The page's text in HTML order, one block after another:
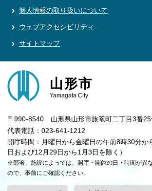
個人情報の取り扱いについて
ウェブアクセシビリティ
サイトマップ
山形市
Yamagata City
〒990-8540 山形県山形市旅篭町二丁目3番25
代表電話：023-641-1212
開庁時間：月曜日から金曜日の午前8時30分か
日および12月29日から1月3日を除く）
※部署、施設によっては、開庁・開館の日・時間が異
ので、事前にご確認ください。